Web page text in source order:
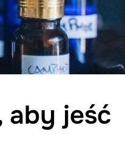
jeść